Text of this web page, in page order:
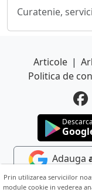
Curatenie,
Articole |
Politica de
Adauga
Prin utilizarea serviciilor
module cookie in vederea